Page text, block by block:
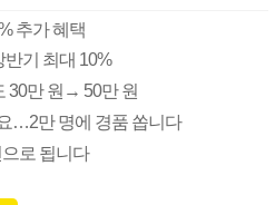
추가 혜택
반기 최대 10%
30만 원→ 50만 원
…2만 명에 경품 쏩니다
으로 됩니다